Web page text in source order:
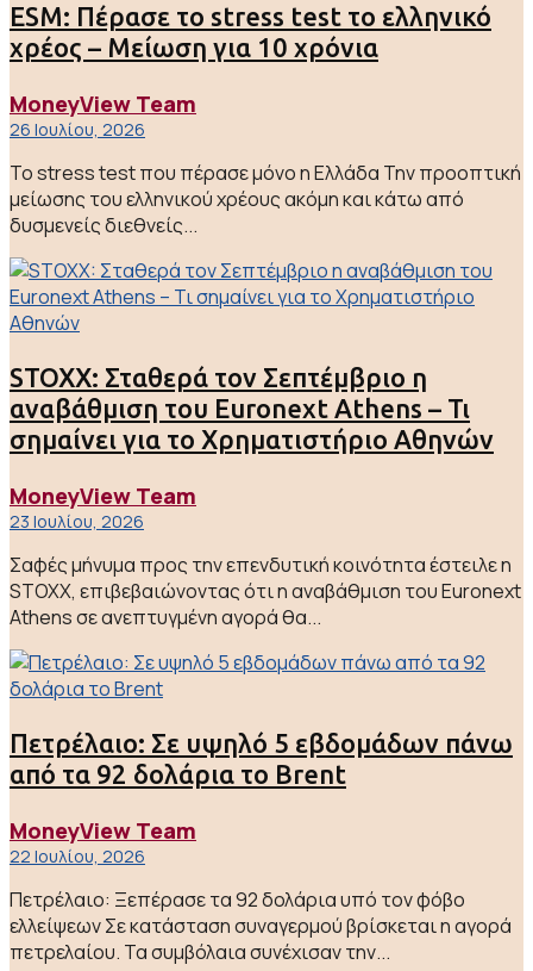
ESM: Πέρασε το stress test το ελληνικό
χρέος – Μείωση για 10 χρόνια
MoneyView Team
26 Ιουλίου, 2026
Το stress test που πέρασε μόνο η Ελλάδα Την προοπτική
μείωσης του ελληνικού χρέους ακόμη και κάτω από
δυσμενείς διεθνείς...
STOXX: Σταθερά τον Σεπτέμβριο η
αναβάθμιση του Euronext Athens – Τι
σημαίνει για το Χρηματιστήριο Αθηνών
MoneyView Team
23 Ιουλίου, 2026
Σαφές μήνυμα προς την επενδυτική κοινότητα έστειλε η
STOXX, επιβεβαιώνοντας ότι η αναβάθμιση του Euronext
Athens σε ανεπτυγμένη αγορά θα...
Πετρέλαιο: Σε υψηλό 5 εβδομάδων πάνω
από τα 92 δολάρια το Brent
MoneyView Team
22 Ιουλίου, 2026
Πετρέλαιο: Ξεπέρασε τα 92 δολάρια υπό τον φόβο
ελλείψεων Σε κατάσταση συναγερμού βρίσκεται η αγορά
πετρελαίου. Τα συμβόλαια συνέχισαν την...